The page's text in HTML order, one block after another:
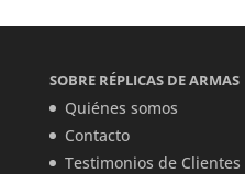
SOBRE RÉPLICAS DE ARMAS
Quiénes somos
Contacto
Testimonios de Clientes